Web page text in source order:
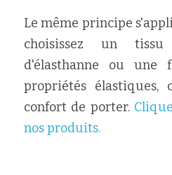
Le même principe
choisissez un
d'élasthanne ou une
propriétés
confort de porter.
nos produits.